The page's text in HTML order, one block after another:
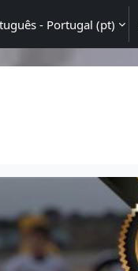
- Portugal ‎(pt)‎